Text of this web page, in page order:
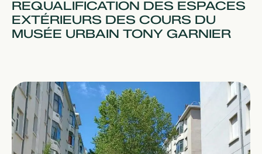
REQUALIFICATION DES ESPACES
EXTÉRIEURS DES COURS DU
MUSÉE URBAIN TONY GARNIER